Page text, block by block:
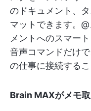
のドキュメント、
マットできます。
メントへのスマー
音声コマンドだけ
の仕事に接続するこ
Brain MAXがメモ